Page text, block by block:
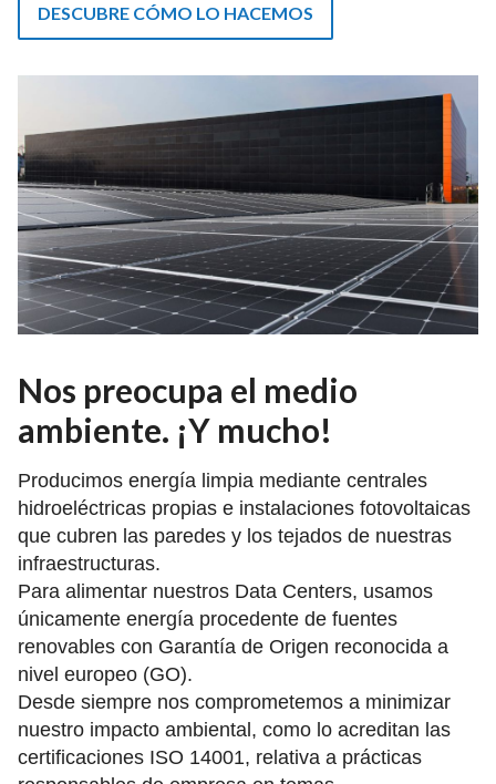
DESCUBRE CÓMO LO HACEMOS
Nos preocupa el medio
ambiente. ¡Y mucho!
Producimos energía limpia mediante centrales
hidroeléctricas propias e instalaciones fotovoltaicas
que cubren las paredes y los tejados de nuestras
infraestructuras.
Para alimentar nuestros Data Centers, usamos
únicamente energía procedente de fuentes
renovables con Garantía de Origen reconocida a
nivel europeo (GO).
Desde siempre nos comprometemos a minimizar
nuestro impacto ambiental, como lo acreditan las
certificaciones ISO 14001, relativa a prácticas